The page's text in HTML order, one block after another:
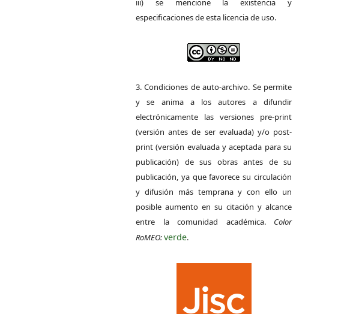
iii) se mencione la existencia y
especificaciones de esta licencia de uso.
3. Condiciones de auto-archivo. Se permite
y se anima a los autores a difundir
electrónicamente las versiones pre-print
(versión antes de ser evaluada) y/o post-
print (versión evaluada y aceptada para su
publicación) de sus obras antes de su
publicación, ya que favorece su circulación
y difusión más temprana y con ello un
posible aumento en su citación y alcance
entre la comunidad académica. Color
RoMEO:verde.